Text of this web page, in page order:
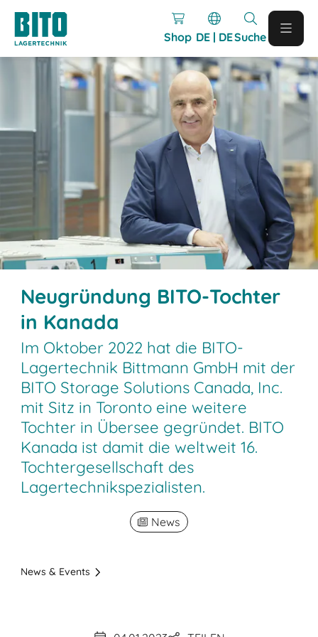
Shop DE | DESuche
Neugründung BITO-Tochter
in Kanada
Im Oktober 2022 hat die BITO-
Lagertechnik Bittmann GmbH mit der
BITO Storage Solutions Canada, Inc.
mit Sitz in Toronto eine weitere
Tochter in Übersee gegründet. BITO
Kanada ist damit die weltweit 16.
Tochtergesellschaft des
Lagertechnikspezialisten.
News
News & Events